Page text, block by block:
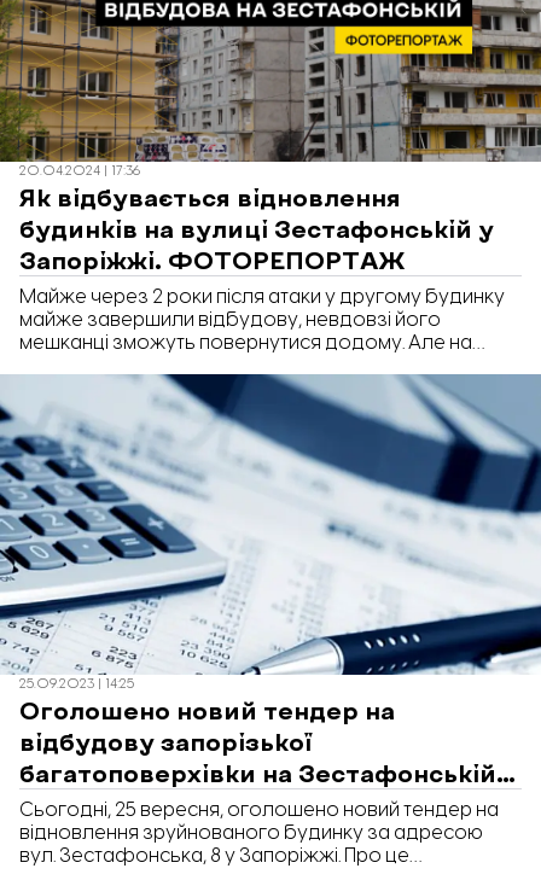
20.04.2024 | 17:36
Як відбувається відновлення
будинків на вулиці Зестафонській у
Запоріжжі. ФОТОРЕПОРТАЖ
Майже через 2 роки після атаки у другому будинку
майже завершили відбудову, невдовзі його
мешканці зможуть повернутися додому. Але на
так сталося і що відбувається з відбудовою на
Зестафонській дивіться у фоторепортажі
«Відбудови. Запоріжжя» .
25.09.2023 | 14:25
Оголошено новий тендер на
відбудову запорізької
багатоповерхівки на Зестафонській,
8
Сьогодні, 25 вересня, оголошено новий тендер на
відновлення зруйнованого будинку за адресою
вул. Зестафонська, 8 у Запоріжжі. Про це